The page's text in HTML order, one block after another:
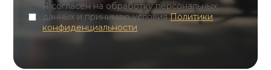
Я согласен на обработку персональных
данных и принимаю условияПолитики
конфиденциальности